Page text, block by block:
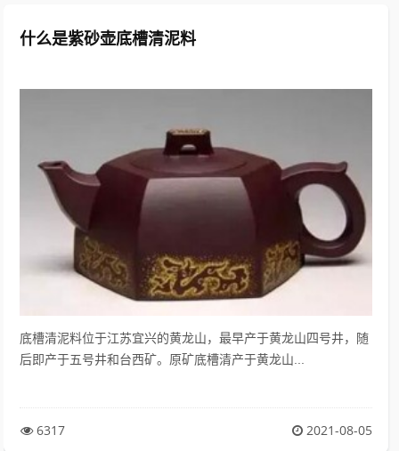
什么是紫砂壶底槽清泥料
底槽清泥料位于江苏宜兴的黄龙山，最早产于黄龙山四号井，随
后即产于五号井和台西矿。原矿底槽清产于黄龙山...
6317 2021-08-05